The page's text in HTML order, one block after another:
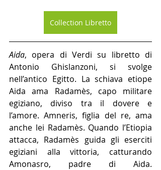
Collection Libretto
Aida, opera di Verdi su libretto di
Antonio Ghislanzoni, si svolge
nell’antico Egitto. La schiava etiope
Aida ama Radamès, capo militare
egiziano, diviso tra il dovere e
l’amore. Amneris, figlia del re, ama
anche lei Radamès. Quando l’Etiopia
attacca, Radamès guida gli eserciti
egiziani alla vittoria, catturando
Amonasro, padre di Aida.